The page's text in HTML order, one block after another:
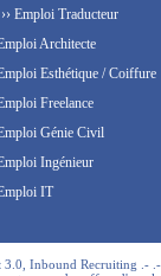
›› Emploi Traducteur
Architecte
Esthétique / Coiffure
Freelance
Génie Civil
Ingénieur
IT
3.0, Inbound Recruiting .-